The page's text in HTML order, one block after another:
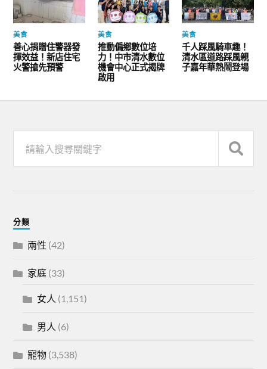
美食
善心捐贈住警器發
揮效益！新店住宅
火警搶先預警
美食
推動偏鄉數位培
力！中市清水數位
機會中心正式揭牌
啟用
美食
千人踩風騎車趣！
清水區道路踩風親
子嘉年華熱鬧登場
分類
兩性 (42)
家庭 (33)
女人 (1,151)
男人 (6)
寵物 (3,538)